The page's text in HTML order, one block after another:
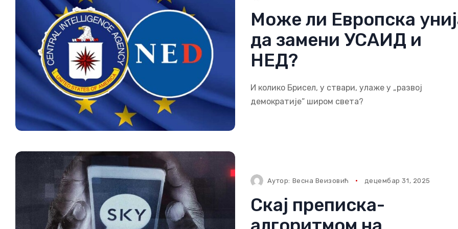
Може ли Европска
да замени УСАИД и
НЕД?
И колико Брисел, у ствари, улаже у „развој
демократије“ широм света?
Аутор: Весна Веизовић децембар 31, 2025
Скај преписка-